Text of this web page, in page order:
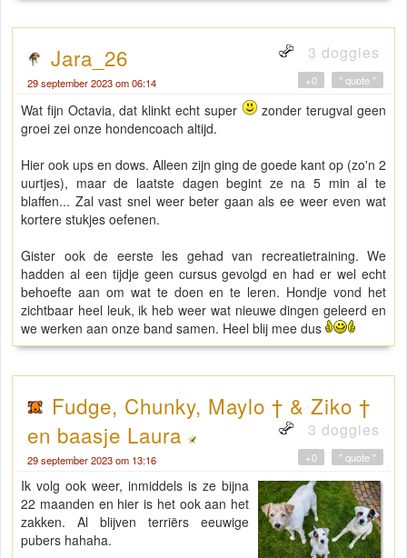
Jara_26 3 doggies
29 september 2023 om 06:14 " quote "
+0
Wat fijn Octavia, dat klinkt echt super
zonder terugval geen
groei zei onze hondencoach altijd.
Hier ook ups en dows. Alleen zijn ging de goede kant op (zo'n 2
uurtjes), maar de laatste dagen begint ze na 5 min al te
blaffen... Zal vast snel weer beter gaan als ee weer even wat
kortere stukjes oefenen.
Gister ook de eerste les gehad van recreatietraining. We
hadden al een tijdje geen cursus gevolgd en had er wel echt
behoefte aan om wat te doen en te leren. Hondje vond het
zichtbaar heel leuk, ik heb weer wat nieuwe dingen geleerd en
we werken aan onze band samen. Heel blij mee dus
Fudge, Chunky, Maylo † & Ziko †
en baasje Laura
3 doggies
29 september 2023 om 13:16 " quote "
+0
Ik volg ook weer, inmiddels is ze bijna
22 maanden en hier is het ook aan het
zakken. Al blijven terriërs eeuwige
pubers hahaha.